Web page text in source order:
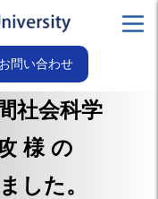
お問い合わせ
社会科学
様 の
した。